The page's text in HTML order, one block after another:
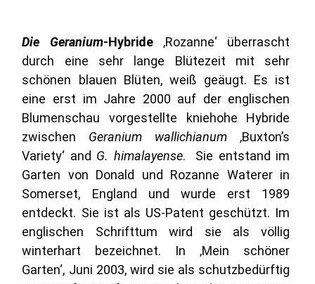
Die Geranium-Hybride
‚Rozanne‘ überrascht
durch eine sehr lange Blütezeit mit sehr
schönen blauen Blüten, weiß geäugt. Es ist
eine erst im Jahre 2000 auf der englischen
Blumenschau vorgestellte kniehohe Hybride
zwischen Geranium wallichianum ‚Buxton’s
Variety‘ and G. himalayense. Sie entstand im
Garten von Donald und Rozanne Waterer in
Somerset, England und wurde erst 1989
entdeckt. Sie ist als US-Patent geschützt. Im
englischen Schrifttum wird sie als völlig
winterhart bezeichnet. In ‚Mein schöner
Garten‘, Juni 2003, wird sie als schutzbedürftig